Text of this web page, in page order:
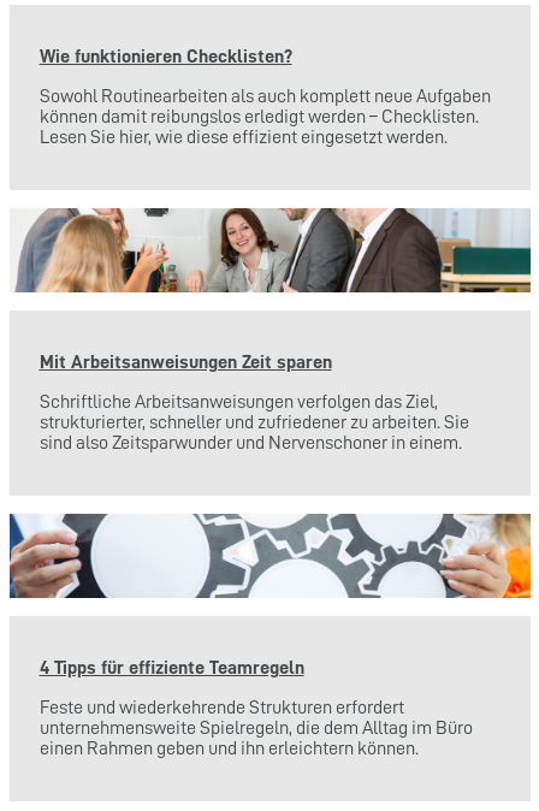
Wie funktionieren Checklisten?
Sowohl Routinearbeiten als auch komplett neue Aufgaben
können damit reibungslos erledigt werden – Checklisten.
Lesen Sie hier, wie diese effizient eingesetzt werden.
Mit Arbeitsanweisungen Zeit sparen
Schriftliche Arbeitsanweisungen verfolgen das Ziel,
strukturierter, schneller und zufriedener zu arbeiten. Sie
sind also Zeitsparwunder und Nervenschoner in einem.
4 Tipps für effiziente Teamregeln
Feste und wiederkehrende Strukturen erfordert
unternehmensweite Spielregeln, die dem Alltag im Büro
einen Rahmen geben und ihn erleichtern können.